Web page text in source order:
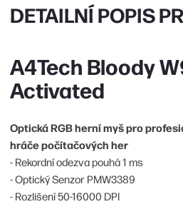
DETAILNÍ POPIS
A4Tech Bloody
Activated
Optická RGB herní myš pro
hráče počítačových her
- Rekordní odezva pouhá 1 ms
- Optický Senzor PMW3389
- Rozlišení 50-16000 DPI